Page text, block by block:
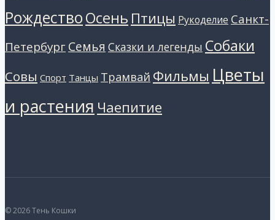
РождествоОсень Птицы Рукоделие Санкт-
ПетербургСемья Сказки и легенды Собаки
Совы Спорт Танцы Трамвай Фильмы Цветы
и растения Чаепитие
© 2026 Тень Кошки